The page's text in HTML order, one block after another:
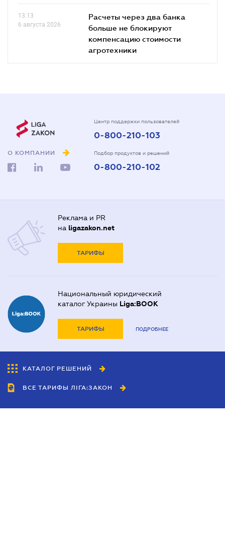
13.13
6 августа 2026
Расчеты через два банка
больше не блокируют
компенсацию стоимости
агротехники
О КОМПАНИИ
Центр поддержки пользователей
0-800-210-103
Подбор продуктов и решений
0-800-210-102
Реклама и PR
на ligazakon.net
ТАРИФЫ
Национальный юридический
каталог Украины Liga:BOOK
ТАРИФЫ ПОДРОБНЕЕ
КАТАЛОГ РЕШЕНИЙ
ВСЕ ТАРИФЫ ЛІГА:ЗАКОН